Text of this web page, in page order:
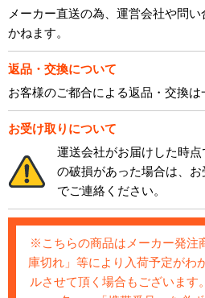
メーカー直送の為、運営会社や問
かねます。
返品・交換について
お客様のご都合による返品・交換は
お受け取りについて
運送会社がお届けした時
の破損があった場合は、
でご連絡ください。
※こちらの商品はメーカー発注
庫切れ」等により入荷予定がわ
ルさせて頂く場合もございま